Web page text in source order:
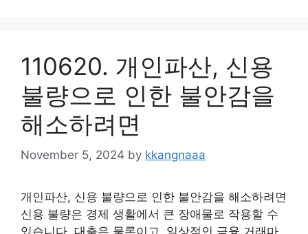
110620. 개인파산, 신용
불량으로 인한 불안감을
해소하려면
November 5, 2024 by kkangnaaa
개인파산, 신용 불량으로 인한 불안감을 해소하려면
신용 불량은 경제 생활에서 큰 장애물로 작용할 수
있습니다. 대출은 물론이고, 일상적인 금융 거래마